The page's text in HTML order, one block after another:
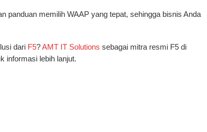
panduan memilih WAAP yang tepat, sehingga bisnis Anda
dari F5?AMT IT Solutions sebagai mitra resmi F5 di
informasi lebih lanjut.